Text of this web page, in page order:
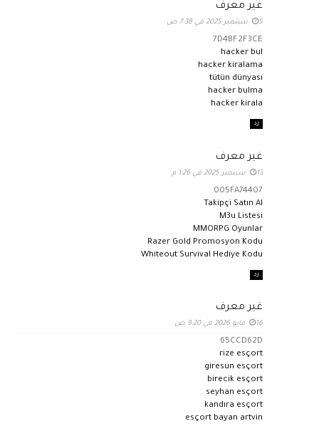
غير معرف
5 سبتمبر 2025 في 7:38 ص
7D4BF2F3CE
hacker bul
hacker kiralama
tütün dünyası
hacker bulma
hacker kirala
رد
غير معرف
13 سبتمبر 2025 في 1:26 م
005FA74407
Takipçi Satın Al
M3u Listesi
MMORPG Oyunlar
Razer Gold Promosyon Kodu
Whiteout Survival Hediye Kodu
رد
غير معرف
16 مايو 2026 في 9:20 ص
65CCD62D
rize esçort
giresun esçort
birecik esçort
seyhan esçort
kandıra esçort
esçort bayan artvin